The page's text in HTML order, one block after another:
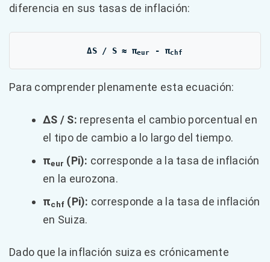
diferencia en sus tasas de inflación:
ΔS / S ≈ πeur - πchf
Para comprender plenamente esta ecuación:
ΔS / S: representa el cambio porcentual en
el tipo de cambio a lo largo del tiempo.
πeur (Pi): corresponde a la tasa de inflación
en la eurozona.
πchf (Pi): corresponde a la tasa de inflación
en Suiza.
Dado que la inflación suiza es crónicamente